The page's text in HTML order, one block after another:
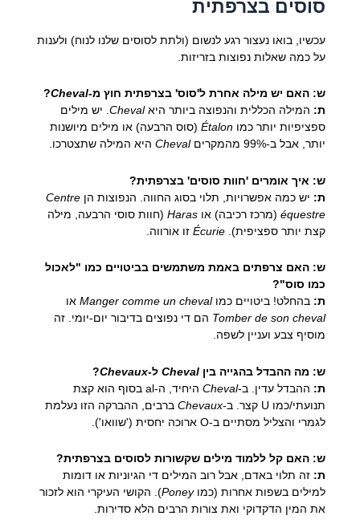
סוסים בצרפתית
עכשיו, בואו נעצור רגע לנשום (ולתת לסוסים שלנו לנוח) ולענות
על כמה שאלות נפוצות בזריזות.
ש: האם יש מילה אחרת ל'סוס' בצרפתית חוץ מ-Cheval
?
ת: המילה הכללית והנפוצה ביותר היאCheval. יש מילים
ספציפיות יותר כמו Étalon(סוס הרבעה) או מילים מיושנות
יותר, אבל ב-99% מהמקרים
Chevalהיא המילה שתצטרכו.
ש: איך אומרים 'חוות סוסים' בצרפתית?
ת: יש כמה אפשרויות, תלוי בסוג החווה. הנפוצות הן Centre
équestre(מרכז רכיבה) או Haras(חוות סוסי הרבעה, מילה
קצת יותר ספציפית). Écurieזו אורווה.
ש: האם צרפתים באמת משתמשים בביטויים כמו "לאכול
כמו סוס"?
ת: בהחלט! ביטויים כמוManger comme un chevalאו
Tomber de son cheval הם די נפוצים בדיבור יום-יומי. זה
מוסיף צבע ועניין לשפה.
ש: מה ההבדל בהגייה בין Chevalל-Chevaux
?
ת: ההבדל עדין. ב-Cheval
היחיד, ה-al בסוף הוא קצת
תנועתי/כמו U קצר. ב-
Chevauxברבים, ההברקה הזו נעלמת
לגמרי והצליל מסתיים ב-O ארוכה יחסית ('שוואו').
ש: האם קל ללמוד מילים שקשורות לסוסים בצרפתית?
ת: זה תלוי באדם, אבל רוב המילים די הגיוניות או דומות
למילים בשפות אחרות (כמוPoney). הקושי העיקרי הוא לזכור
את המין הדקדוקי ואת צורות הרבים הלא סדירות.